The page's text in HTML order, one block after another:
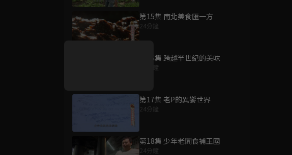
第15集 南北美食匯一方
24分鐘
第16集 跨越半世紀的美味
24分鐘
第17集 老P的異饗世界
24分鐘
第18集 少年老闆食補王國
24分鐘
好康資訊
升級VIP最優惠！獨家好